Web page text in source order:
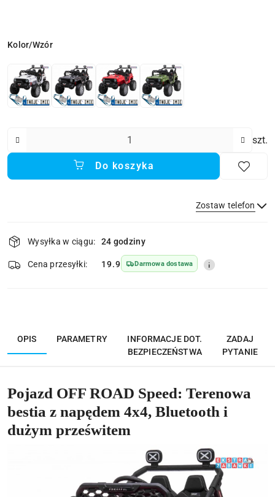
Wariant
Kolor/Wzór
szt.
Do koszyka
Zostaw telefon
Wyślij
i
dostawa
Wysyłka w ciągu: 24 godziny
Cena przesyłki: 19.9 Darmowa dostawa
OPIS PARAMETRY
INFORMACJE DOT.
BEZPIECZEŃSTWA
ZADAJ
PYTANIE
Pojazd OFF ROAD Speed: Terenowa
bestia z napędem 4x4, Bluetooth i
dużym prześwitem